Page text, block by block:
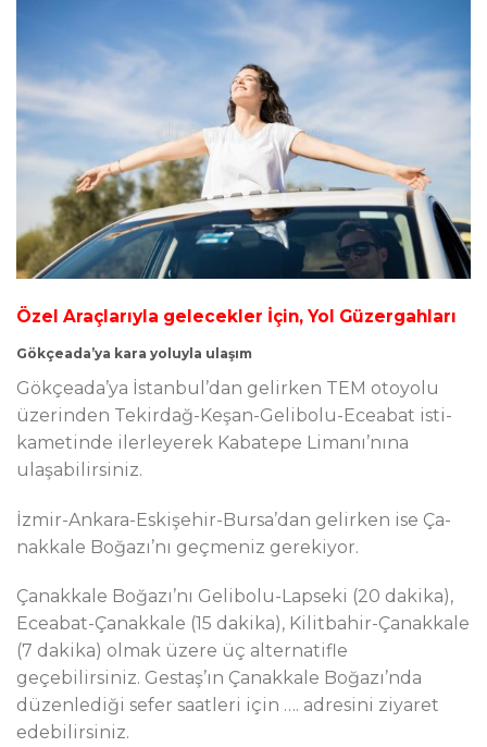
Özel Araçlarıyla gelecekler İçin, Yol Güzergahları
Gökçeada’ya kara yoluyla ulaşım
Gökçeada’ya İs­tan­bul’dan ge­lir­ken TEM oto­yo­lu
üze­rin­den Te­kir­dağ-Ke­şan-Ge­li­bo­lu-Ecea­bat is­ti­
ka­me­tin­de ilerleyerek Ka­ba­te­pe Li­ma­nı’nın­a
ulaşabilirsiniz.
İz­mir-An­ka­ra-Es­ki­şe­hir-Bur­sa’dan ge­lir­ken ise Ça­
nak­ka­le Boğazı’nı geçmeniz gerekiyor.
Çanakkale Boğazı’nı Gelibolu-Lapseki (20 dakika),
Eceabat-Çanakkale (15 dakika), Kilitbahir-Çanakkale
(7 dakika) olmak üzere üç alternatifle
geçebilirsiniz. Gestaş’ın Çanakkale Boğazı’nda
düzenlediği sefer saatleri için …. adresini ziyaret
edebilirsiniz.